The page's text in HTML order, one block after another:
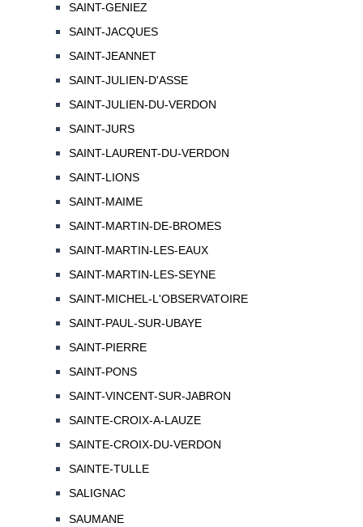
SAINT-GENIEZ
SAINT-JACQUES
SAINT-JEANNET
SAINT-JULIEN-D'ASSE
SAINT-JULIEN-DU-VERDON
SAINT-JURS
SAINT-LAURENT-DU-VERDON
SAINT-LIONS
SAINT-MAIME
SAINT-MARTIN-DE-BROMES
SAINT-MARTIN-LES-EAUX
SAINT-MARTIN-LES-SEYNE
SAINT-MICHEL-L'OBSERVATOIRE
SAINT-PAUL-SUR-UBAYE
SAINT-PIERRE
SAINT-PONS
SAINT-VINCENT-SUR-JABRON
SAINTE-CROIX-A-LAUZE
SAINTE-CROIX-DU-VERDON
SAINTE-TULLE
SALIGNAC
SAUMANE